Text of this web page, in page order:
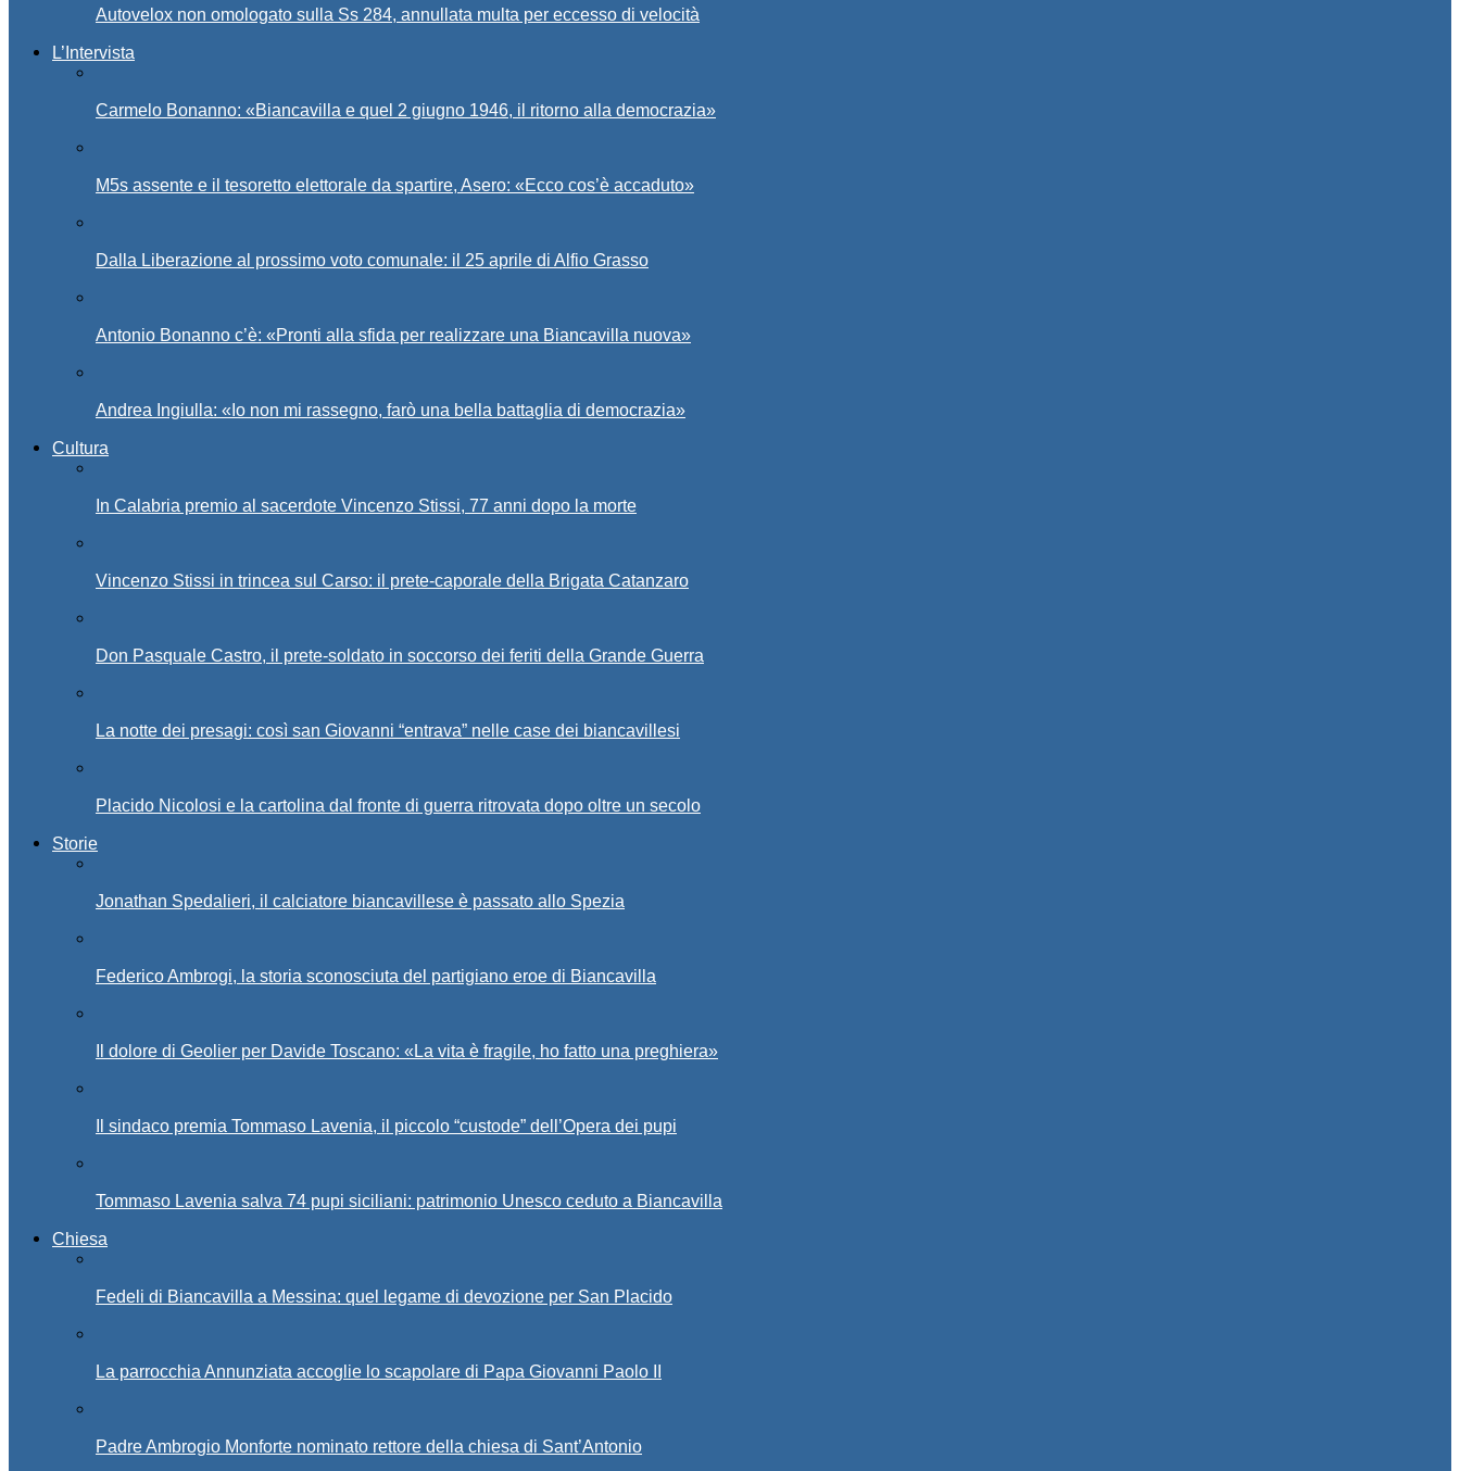
Autovelox non omologato sulla Ss 284, annullata multa per eccesso di velocità
L’Intervista
Carmelo Bonanno: «Biancavilla e quel 2 giugno 1946, il ritorno alla democrazia»
M5s assente e il tesoretto elettorale da spartire, Asero: «Ecco cos’è accaduto»
Dalla Liberazione al prossimo voto comunale: il 25 aprile di Alfio Grasso
Antonio Bonanno c’è: «Pronti alla sfida per realizzare una Biancavilla nuova»
Andrea Ingiulla: «Io non mi rassegno, farò una bella battaglia di democrazia»
Cultura
In Calabria premio al sacerdote Vincenzo Stissi, 77 anni dopo la morte
Vincenzo Stissi in trincea sul Carso: il prete-caporale della Brigata Catanzaro
Don Pasquale Castro, il prete-soldato in soccorso dei feriti della Grande Guerra
La notte dei presagi: così san Giovanni “entrava” nelle case dei biancavillesi
Placido Nicolosi e la cartolina dal fronte di guerra ritrovata dopo oltre un secolo
Storie
Jonathan Spedalieri, il calciatore biancavillese è passato allo Spezia
Federico Ambrogi, la storia sconosciuta del partigiano eroe di Biancavilla
Il dolore di Geolier per Davide Toscano: «La vita è fragile, ho fatto una preghiera»
Il sindaco premia Tommaso Lavenia, il piccolo “custode” dell’Opera dei pupi
Tommaso Lavenia salva 74 pupi siciliani: patrimonio Unesco ceduto a Biancavilla
Chiesa
Fedeli di Biancavilla a Messina: quel legame di devozione per San Placido
La parrocchia Annunziata accoglie lo scapolare di Papa Giovanni Paolo II
Padre Ambrogio Monforte nominato rettore della chiesa di Sant’Antonio